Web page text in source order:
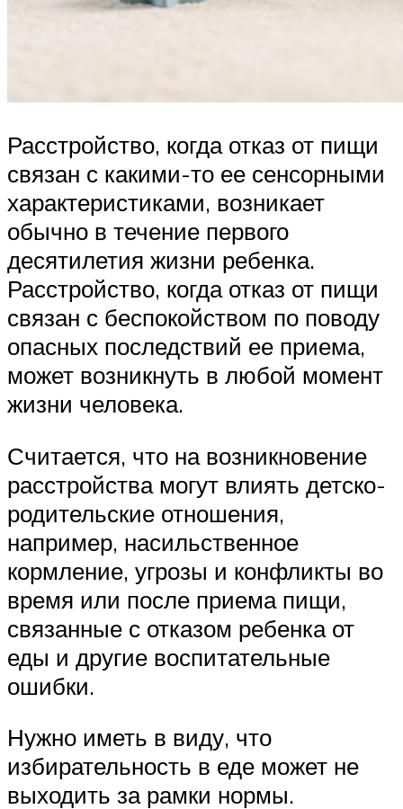
Расстройство, когда отказ от пищи
связан с какими-то ее сенсорными
характеристиками, возникает
обычно в течение первого
десятилетия жизни ребенка.
Расстройство, когда отказ от пищи
связан с беспокойством по поводу
опасных последствий ее приема,
может возникнуть в любой момент
жизни человека.
Считается, что на возникновение
расстройства могут влиять детско-
родительские отношения,
например, насильственное
кормление, угрозы и конфликты во
время или после приема пищи,
связанные с отказом ребенка от
еды и другие воспитательные
ошибки.
Нужно иметь в виду, что
избирательность в еде может не
выходить за рамки нормы.